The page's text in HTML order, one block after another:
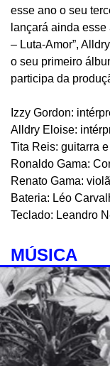
esse ano o seu
lançará ainda
– Luta-Amor”,
o seu primeiro
participa da
Izzy Gordon:
Alldry Eloise:
Tita Reis: guitarra
Ronaldo Gama:
Renato Gama:
Bateria: Léo
Teclado: Leandro
MÚSICA